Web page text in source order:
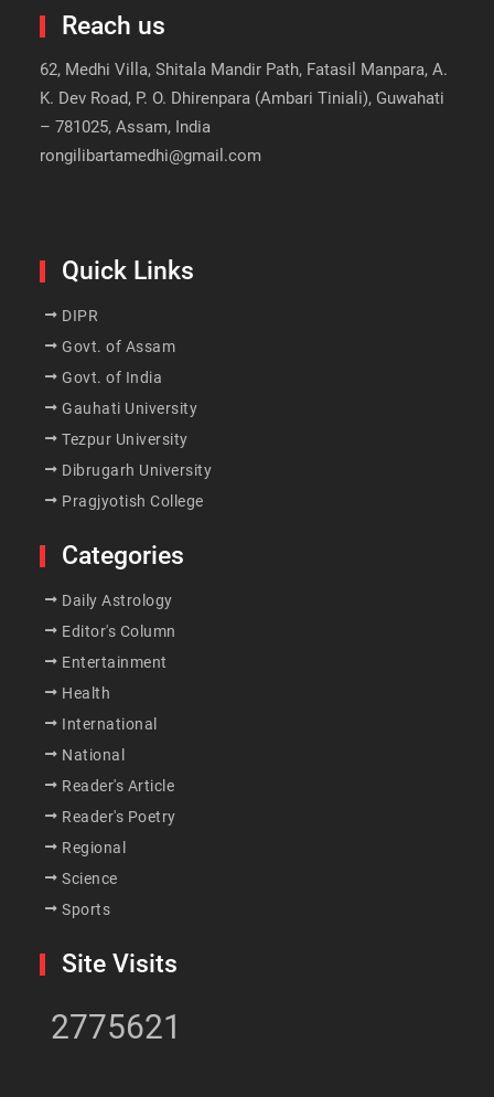
Reach us
62, Medhi Villa, Shitala Mandir Path, Fatasil Manpara, A.
K. Dev Road, P. O. Dhirenpara (Ambari Tiniali), Guwahati
– 781025, Assam, India
rongilibartamedhi@gmail.com
Quick Links
DIPR
Govt. of Assam
Govt. of India
Gauhati University
Tezpur University
Dibrugarh University
Pragjyotish College
Categories
Daily Astrology
Editor's Column
Entertainment
Health
International
National
Reader's Article
Reader's Poetry
Regional
Science
Sports
Site Visits
2775621